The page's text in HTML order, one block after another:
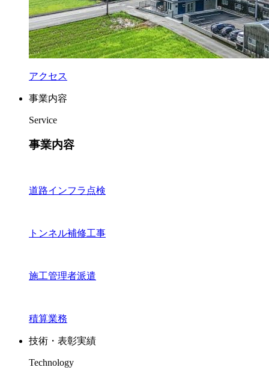
アクセス
事業内容
Service
事業内容
道路インフラ点検
トンネル補修工事
施工管理者派遣
積算業務
技術・表彰実績
Technology